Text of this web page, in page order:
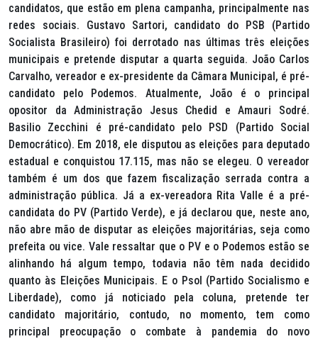
candidatos, que estão em plena campanha, principalmente nas
redes sociais. Gustavo Sartori, candidato do PSB (Partido
Socialista Brasileiro) foi derrotado nas últimas três eleições
municipais e pretende disputar a quarta seguida. João Carlos
Carvalho, vereador e ex-presidente da Câmara Municipal, é pré-
candidato pelo Podemos. Atualmente, João é o principal
opositor da Administração Jesus Chedid e Amauri Sodré.
Basilio Zecchini é pré-candidato pelo PSD (Partido Social
Democrático). Em 2018, ele disputou as eleições para deputado
estadual e conquistou 17.115, mas não se elegeu. O vereador
também é um dos que fazem fiscalização serrada contra a
administração pública. Já a ex-vereadora Rita Valle é a pré-
candidata do PV (Partido Verde), e já declarou que, neste ano,
não abre mão de disputar as eleições majoritárias, seja como
prefeita ou vice. Vale ressaltar que o PV e o Podemos estão se
alinhando há algum tempo, todavia não têm nada decidido
quanto às Eleições Municipais. E o Psol (Partido Socialismo e
Liberdade), como já noticiado pela coluna, pretende ter
candidato majoritário, contudo, no momento, tem como
principal preocupação o combate à pandemia do novo